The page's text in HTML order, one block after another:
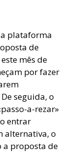
plataforma
de
mês de
por fazer
seguida, o
a-rezar»
entrar
alternativa, o
a proposta de